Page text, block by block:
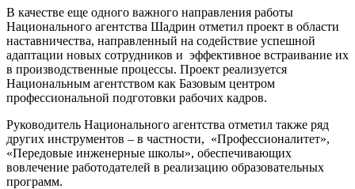
В качестве еще одного важного направления работы
Национального агентства Шадрин отметил проект в области
наставничества, направленный на содействие успешной
адаптации новых сотрудников и эффективное встраивание их
в производственные процессы. Проект реализуется
Национальным агентством как Базовым центром
профессиональной подготовки рабочих кадров.
Руководитель Национального агентства отметил также ряд
других инструментов – в частности, «Профессионалитет»,
«Передовые инженерные школы», обеспечивающих
вовлечение работодателей в реализацию образовательных
программ.